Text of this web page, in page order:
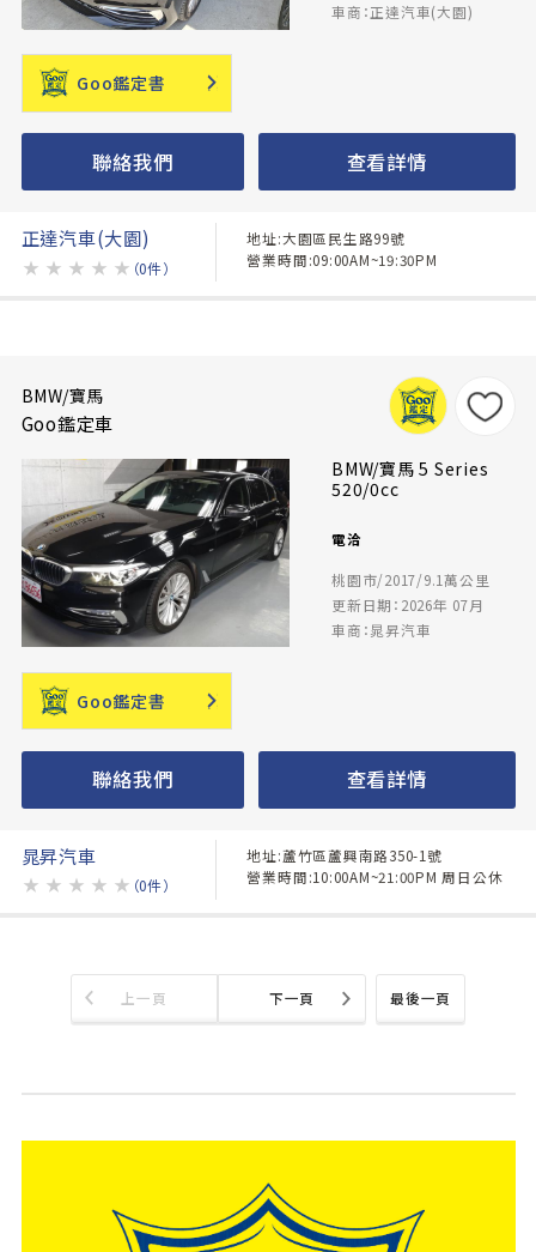
車商：正達汽車(大園)
Goo鑑定書
聯絡我們 查看詳情
正達汽車(大園)
★ ★ ★ ★ ★ （0件）
地址:大園區民生路99號
營業時間:09:00AM~19:30PM
BMW/寶馬
Goo鑑定車
BMW/寶馬 5 Series
520/0cc
電洽
桃園市/2017/9.1萬公里
更新日期：2026年 07月
車商：晁昇汽車
Goo鑑定書
聯絡我們 查看詳情
晁昇汽車
★ ★ ★ ★ ★ （0件）
地址:蘆竹區蘆興南路350-1號
營業時間:10:00AM~21:00PM 周日公休
最後一頁
上一頁 下一頁